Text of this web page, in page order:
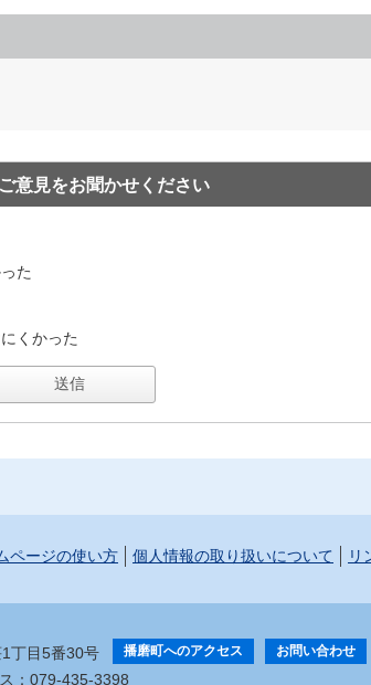
意見をお聞かせください
た
くかった
ページの使い方 個人情報の取り扱いについて リ
丁目5番30号 播磨町へのアクセス お問い合わせ
：079-435-3398